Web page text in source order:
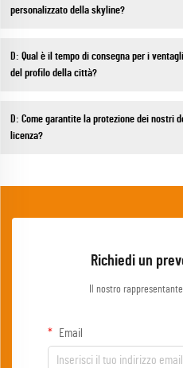
personalizzato della skyline?
D: Qual è il tempo di consegna per i
del profilo della città?
D: Come garantite la protezione dei nostri
licenza?
Richiedi un
Il nostro
Email